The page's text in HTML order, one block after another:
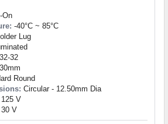
On
-40°C ~ 85°C
Lug
32
Round
Circular - 12.50mm Dia
125 V
30 V